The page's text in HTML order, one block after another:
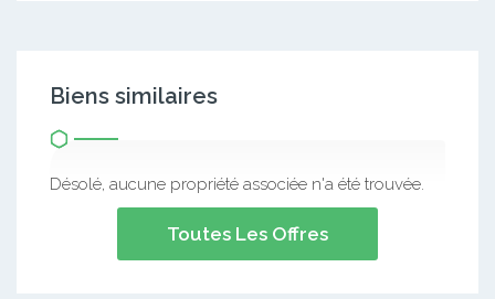
Biens similaires
Désolé, aucune propriété associée n'a été trouvée.
Toutes Les Offres